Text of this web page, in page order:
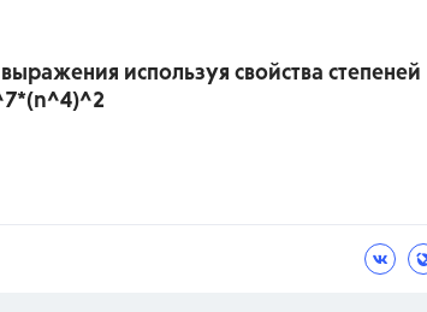
используя свойства степеней